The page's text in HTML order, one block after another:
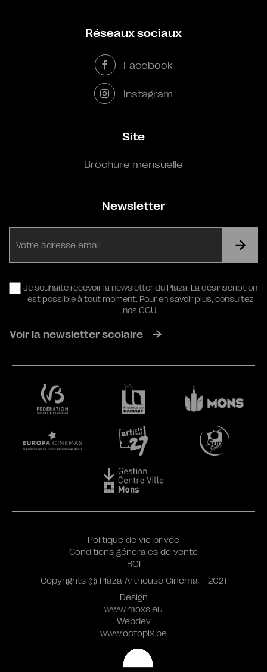
Réseaux sociaux
Facebook
Instagram
Site
Brochure mensuelle
Newsletter
RGPD
Je souhaite recevoir la newsletter du Plaza. La désinscription
est possible à tout moment. Pour en savoir plus,consultez
nos CGU.
Voir la newsletter scolaire
Design
www.moxs.eu
Webdev
www.octopix.be
Politique de vie privée
Conditions générales de vente
ROI
Copyrights © Plaza Arthouse Cinema – 2021